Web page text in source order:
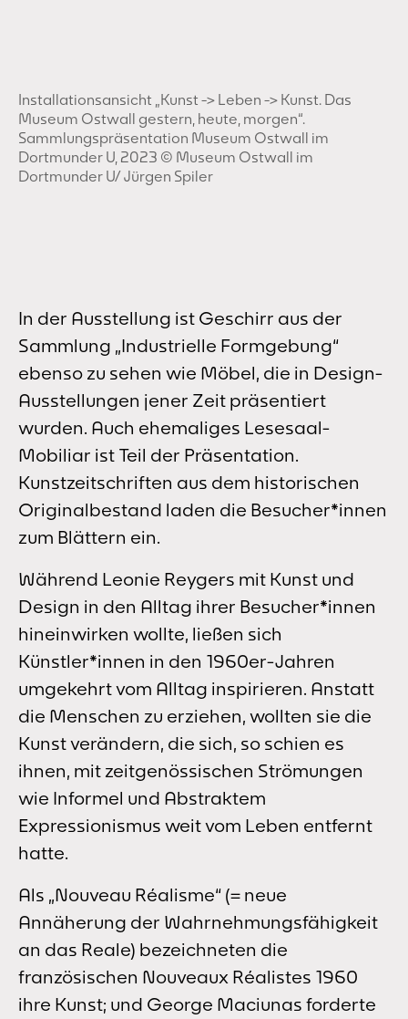
Installationsansicht „Kunst -> Leben -> Kunst. Das
Museum Ostwall gestern, heute, morgen“.
Sammlungspräsentation Museum Ostwall im
Dortmunder U, 2023 © Museum Ostwall im
Dortmunder U/ Jürgen Spiler
In der Ausstellung ist Geschirr aus der
Sammlung „Industrielle Formgebung“
ebenso zu sehen wie Möbel, die in Design-
Ausstellungen jener Zeit präsentiert
wurden. Auch ehemaliges Lesesaal-
Mobiliar ist Teil der Präsentation.
Kunstzeitschriften aus dem historischen
Originalbestand laden die Besucher*innen
zum Blättern ein.
Während Leonie Reygers mit Kunst und
Design in den Alltag ihrer Besucher*innen
hineinwirken wollte, ließen sich
Künstler*innen in den 1960er-Jahren
umgekehrt vom Alltag inspirieren. Anstatt
die Menschen zu erziehen, wollten sie die
Kunst verändern, die sich, so schien es
ihnen, mit zeitgenössischen Strömungen
wie Informel und Abstraktem
Expressionismus weit vom Leben entfernt
hatte.
Als „Nouveau Réalisme“ (= neue
Annäherung der Wahrnehmungsfähigkeit
an das Reale) bezeichneten die
französischen Nouveaux Réalistes 1960
ihre Kunst; und George Maciunas forderte